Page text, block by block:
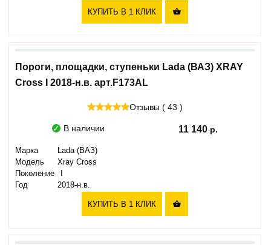
КУПИТЬ В 1 КЛИК 
Пороги, площадки, ступеньки Lada (ВАЗ) XRAY
Cross I 2018-н.в. арт.F173AL
Отзывы ( 43 )
В наличии 11 140
Марка
Lada (ВАЗ)
Модель
Xray Cross
Поколение
Год
2018-н.в.
КУПИТЬ В 1 КЛИК 